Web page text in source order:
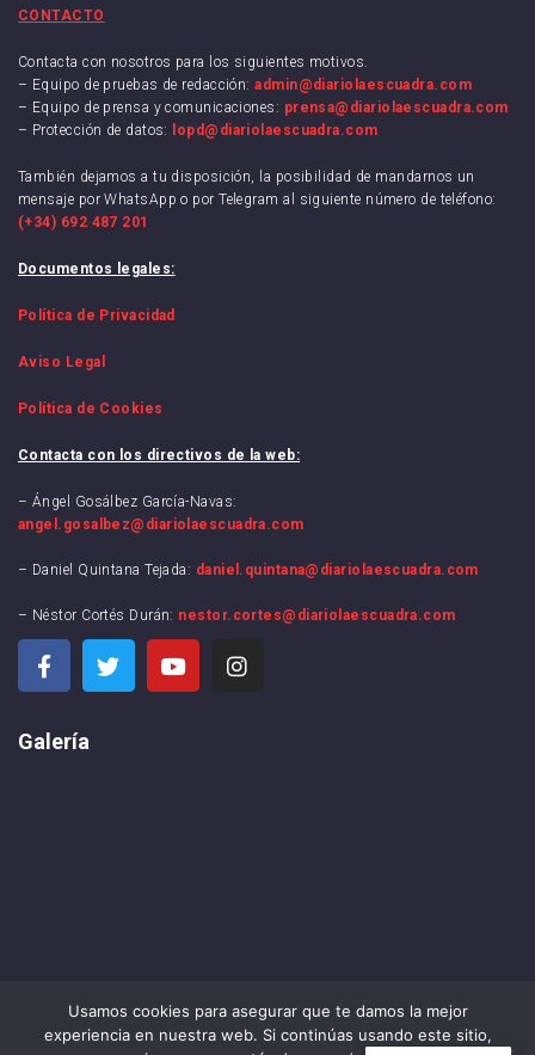
CONTACTO
Contacta con nosotros para los siguientes motivos.
– Equipo de pruebas de redacción:admin@diariolaescuadra.com
– Equipo de prensa y comunicaciones: prensa@diariolaescuadra.com
– Protección de datos:
lopd@diariolaescuadra.com
También dejamos a tu disposición, la posibilidad de mandarnos un
mensaje por WhatsApp o por Telegram al siguiente número de teléfono:
(+34) 692 487 201
Documentos legales:
Política de Privacidad
Aviso Legal
Política de Cookies
Contacta con los directivos de la web:
– Ángel Gosálbez García-Navas:
angel.gosalbez@diariolaescuadra.com
– Daniel Quintana Tejada: daniel.quintana@diariolaescuadra.com
– Néstor Cortés Durán: nestor.cortes@diariolaescuadra.com
Galería
Usamos cookies para asegurar que te damos la mejor
experiencia en nuestra web. Si continúas usando este sitio,